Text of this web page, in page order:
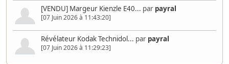
[VENDU] Margeur Kienzle E40... par payral
[07 Juin 2026 à 11:43:20]
Révélateur Kodak Technidol... par payral
[07 Juin 2026 à 11:29:23]